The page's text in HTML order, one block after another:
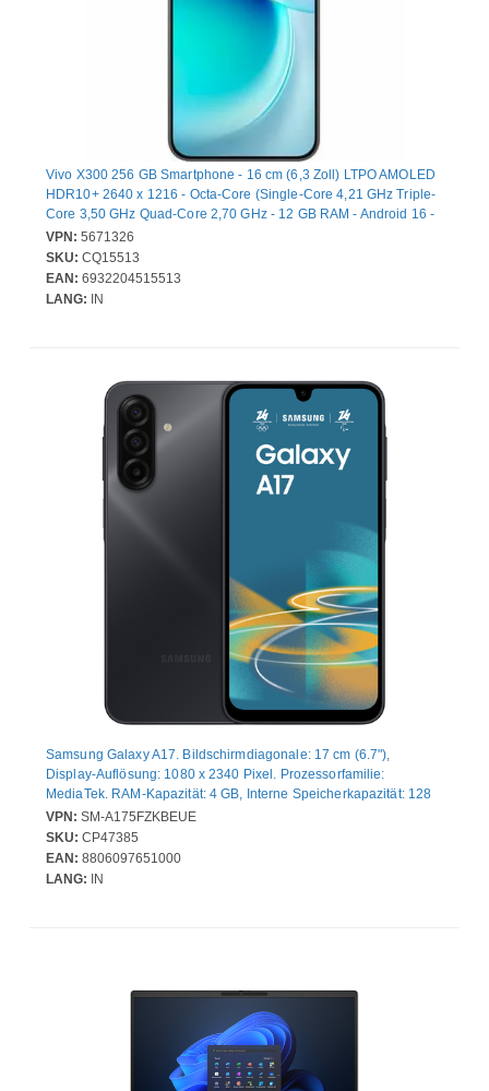
Vivo X300 256 GB Smartphone - 16 cm (6,3 Zoll) LTPO AMOLED
HDR10+ 2640 x 1216 - Octa-Core (Single-Core 4,21 GHz Triple-
Core 3,50 GHz Quad-Core 2,70 GHz - 12 GB RAM - Android 16 -
5G - Schwarz - Bar - 2 SIM Support - kein SIM-Lock - Front
Camera: 50 Megapixel - Rear Camera: 200 Megapixel / 50
Megapixel / 50 Megapixel - 5360 mAh Akku - Near Field
Kommunikation
VPN: 5671326
SKU: CQ15513
EAN: 6932204515513
LANG: IN
Samsung Galaxy A17. Bildschirmdiagonale: 17 cm (6.7"),
Display-Auflösung: 1080 x 2340 Pixel. Prozessorfamilie:
MediaTek. RAM-Kapazität: 4 GB, Interne Speicherkapazität: 128
GB. Auflösung Rückkamera (numerisch): 50 MP, Rückkamera-
Typ: Dreifach-Kamera. SIM-Kartensteckplätze: Hybride Dual-SIM.
Akku-/Batteriekapazität: 5000 mAh. Produktfarbe: Schwarz.
Gewicht: 190 g
VPN: SM-A175FZKBEUE
SKU: CP47385
EAN: 8806097651000
LANG: IN